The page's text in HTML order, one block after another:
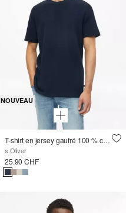
NOUVEAU
T-shirt en jersey gaufré 100 % coton
s.Oliver
25.90 CHF